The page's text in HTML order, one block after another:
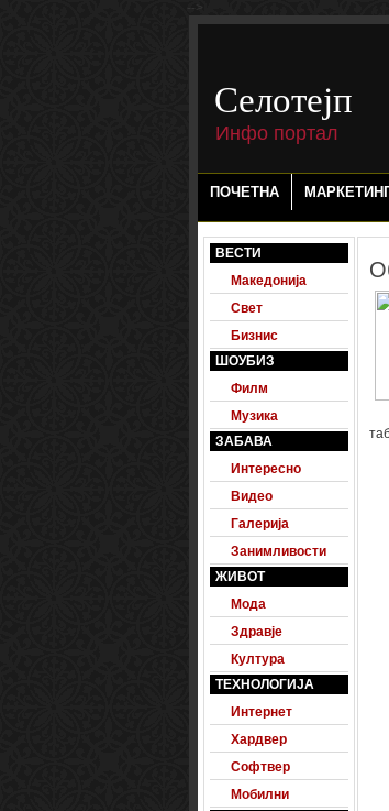
-->
Селотејп
Инфо портал
ПОЧЕТНА
ВЕСТИ
Македонија
Свет
Бизнис
ШОУБИЗ
Филм
Музика
ЗАБАВА
Интересно
Видео
Галерија
Занимливости
ЖИВОТ
Мода
Здравје
Култура
ТЕХНОЛОГИЈА
Интернет
Хардвер
Софтвер
Мобилни